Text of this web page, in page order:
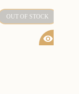
OUT OF STOCK
visibility